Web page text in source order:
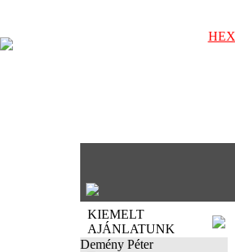
KIEMELT
AJÁNLATUNK
Demény Péter